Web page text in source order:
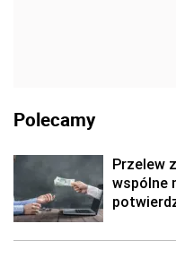
Polecamy
Przelew
wspólne